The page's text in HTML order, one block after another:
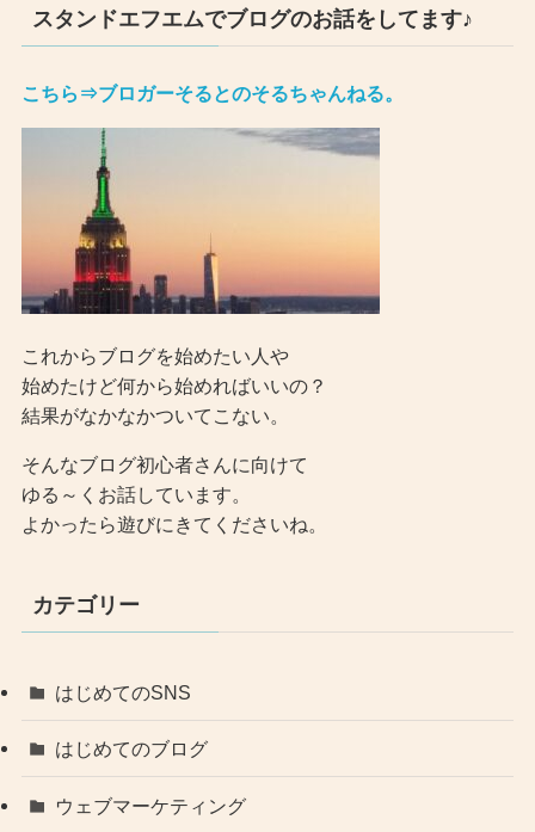
スタンドエフエムでブログのお話をしてます♪
こちら⇒ブロガーそるとのそるちゃんねる。
これからブログを始めたい人や
始めたけど何から始めればいいの？
結果がなかなかついてこない。
そんなブログ初心者さんに向けて
ゆる～くお話しています。
よかったら遊びにきてくださいね。
カテゴリー
はじめてのSNS
はじめてのブログ
ウェブマーケティング